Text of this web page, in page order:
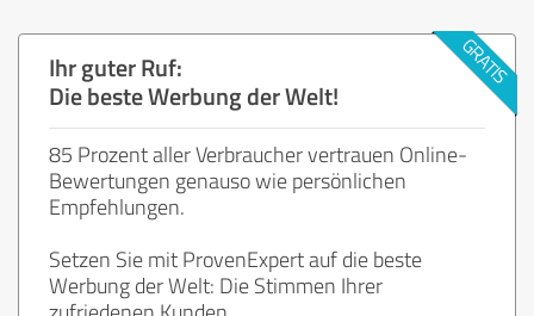
Ihr guter Ruf:
Die beste Werbung der Welt!
85 Prozent aller Verbraucher vertrauen Online-
Bewertungen genauso wie persönlichen
Empfehlungen.
Setzen Sie mit ProvenExpert auf die beste
Werbung der Welt: Die Stimmen Ihrer